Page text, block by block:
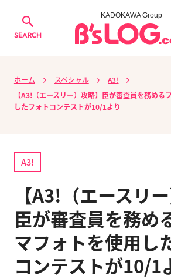
SEARCH
KADOKAWA Group
ホーム スペシャル
A3!
【A3!（エースリー）攻略】臣が審査員を務める
したフォトコンテストが10/1より
A3!
【A3!（エースリ
臣が審査員を務め
マフォトを使用し
コンテストが10/1